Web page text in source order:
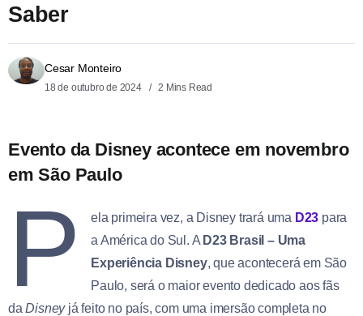
Saber
Cesar Monteiro
18 de outubro de 2024 2 Mins Read
Evento da Disney acontece em novembro
em São Paulo
P ela primeira vez, a Disney trará uma D23 para
a América do Sul. A D23 Brasil – Uma
Experiência Disney, que acontecerá em São
Paulo, será o maior evento dedicado aos fãs
daDisneyjá feito no país, com uma imersão completa no